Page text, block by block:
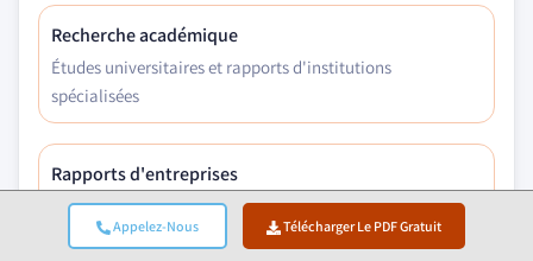
Appelez-Nous Télécharger Le PDF Gratuit
Recherche académique
Études universitaires et rapports d'institutions
spécialisées
Rapports d'entreprises
Rapports annuels, présentations aux investisseurs et
dépôts